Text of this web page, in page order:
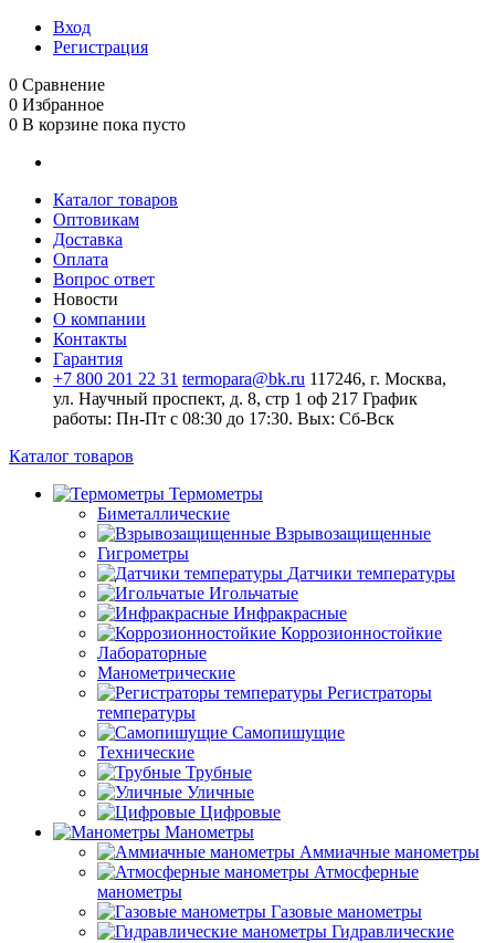
Вход
Регистрация
0 Сравнение
0 Избранное
0 В корзине пока пусто
Каталог товаров
Оптовикам
Доставка
Оплата
Вопрос ответ
Новости
О компании
Контакты
Гарантия
+7 800 201 22 31 termopara@bk.ru 117246, г. Москва,
ул. Научный проспект, д. 8, стр 1 оф 217 График
работы: Пн‑Пт с 08:30 до 17:30. Вых: Сб‑Вск
Каталог товаров
Термометры
Биметаллические
Взрывозащищенные
Гигрометры
Датчики температуры
Игольчатые
Инфракрасные
Коррозионностойкие
Лабораторные
Манометрические
Регистраторы
температуры
Самопишущие
Технические
Трубные
Уличные
Цифровые
Манометры
Аммиачные манометры
Атмосферные
манометры
Газовые манометры
Гидравлические